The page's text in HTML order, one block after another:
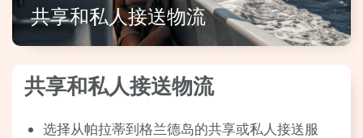
共享和私人接送物流
共享和私人接送物流
选择从帕拉蒂到格兰德岛的共享或私人接送服